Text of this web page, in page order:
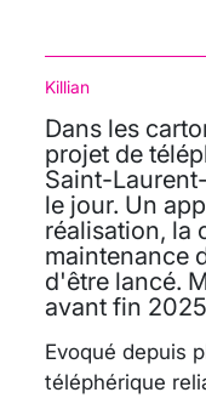
Dans les
projet de
Saint-
le jour. Un
réalisation, la
maintenance
d'être lancé.
avant fin
Killian
Evoqué depuis
téléphérique